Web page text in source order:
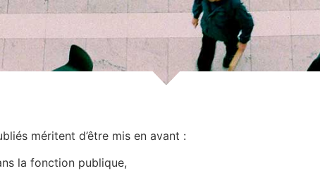
méritent d’être mis en avant :
la fonction publique,